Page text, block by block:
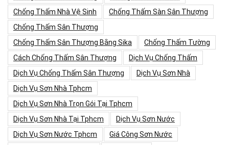
Chống Thấm Nhà Vệ Sinh
Chống Thấm Sàn Sân Thượng
Chống Thấm Sân Thượng
Chống Thấm Sân Thượng Bằng Sika
Chống Thấm Tường
Cách Chống Thấm Sân Thượng
Dịch Vụ Chống Thấm
Dịch Vụ Chống Thấm Sân Thượng
Dịch Vụ Sơn Nhà
Dịch Vụ Sơn Nhà Tphcm
Dịch Vụ Sơn Nhà Trọn Gói Tại Tphcm
Dịch Vụ Sơn Nhà Tại Tphcm
Dịch Vụ Sơn Nước
Dịch Vụ Sơn Nước Tphcm
Giá Công Sơn Nước